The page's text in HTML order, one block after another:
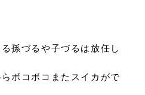
孫づるや子づるは放任し
ボコボコまたスイカがで